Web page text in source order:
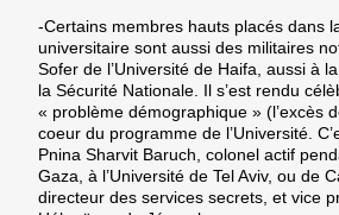
-Certains membres hauts placés dans
universitaire sont aussi des militaires
Sofer de l’Université de Haifa, aussi à
la Sécurité Nationale. Il s’est rendu
« problème démographique » (l’excès
coeur du programme de l’Université.
Pnina Sharvit Baruch, colonel actif
Gaza, à l’Université de Tel Aviv, ou de
directeur des services secrets, et vice